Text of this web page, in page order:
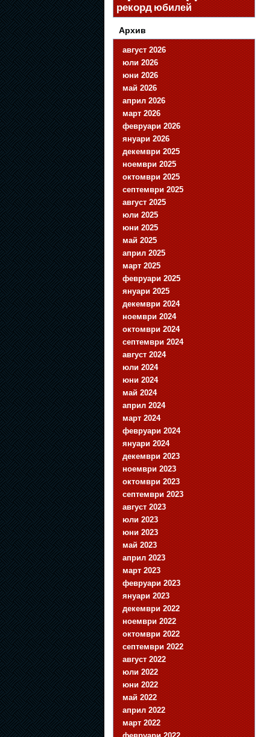
рекорд юбилей
Архив
август 2026
юли 2026
юни 2026
май 2026
април 2026
март 2026
февруари 2026
януари 2026
декември 2025
ноември 2025
октомври 2025
септември 2025
август 2025
юли 2025
юни 2025
май 2025
април 2025
март 2025
февруари 2025
януари 2025
декември 2024
ноември 2024
октомври 2024
септември 2024
август 2024
юли 2024
юни 2024
май 2024
април 2024
март 2024
февруари 2024
януари 2024
декември 2023
ноември 2023
октомври 2023
септември 2023
август 2023
юли 2023
юни 2023
май 2023
април 2023
март 2023
февруари 2023
януари 2023
декември 2022
ноември 2022
октомври 2022
септември 2022
август 2022
юли 2022
юни 2022
май 2022
април 2022
март 2022